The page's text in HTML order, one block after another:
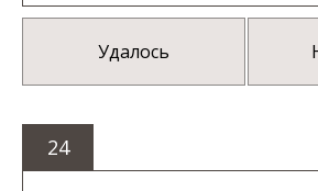
Удалось
24